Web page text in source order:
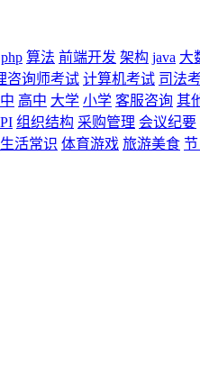
php 算法 前端开发 架构 java 大
咨询师考试 计算机考试 司法
高中 大学 小学 客服咨询 其
组织结构 采购管理 会议纪要
生活常识 体育游戏 旅游美食